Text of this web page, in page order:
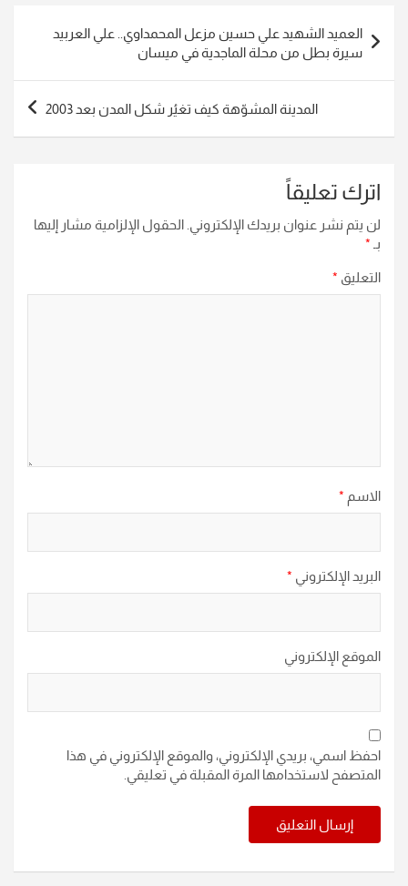
المقالات
العميد الشهيد علي حسين مزعل المحمداوي.. علي العربيد
سيرة بطل من محلة الماجدية في ميسان
المدينة المشوّهة كيف تغيُر شكل المدن بعد 2003
اترك تعليقاً
لن يتم نشر عنوان بريدك الإلكتروني. الحقول الإلزامية مشار إليها
بـ *
التعليق *
الاسم *
البريد الإلكتروني *
الموقع الإلكتروني
احفظ اسمي، بريدي الإلكتروني، والموقع الإلكتروني في هذا
المتصفح لاستخدامها المرة المقبلة في تعليقي.